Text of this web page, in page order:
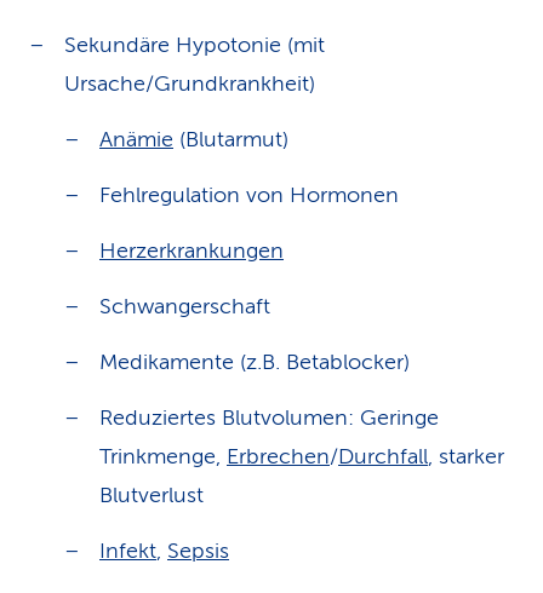
Sekundäre Hypotonie (mit
Ursache/Grundkrankheit)
Anämie (Blutarmut)
Fehlregulation von Hormonen
Herzerkrankungen
Schwangerschaft
Medikamente (z.B. Betablocker)
Reduziertes Blutvolumen: Geringe
Trinkmenge, Erbrechen/Durchfall, starker
Blutverlust
Infekt, Sepsis